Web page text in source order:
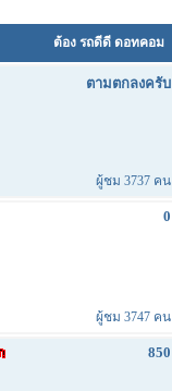
ต้อง รถดีดี ดอทคอม
ตามตกลงครับ
ผู้ชม 3737 คน
0
ผู้ชม 3747 คน
850